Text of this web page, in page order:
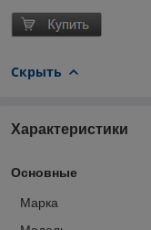
Скрыть
Характеристики
Основные
Марка